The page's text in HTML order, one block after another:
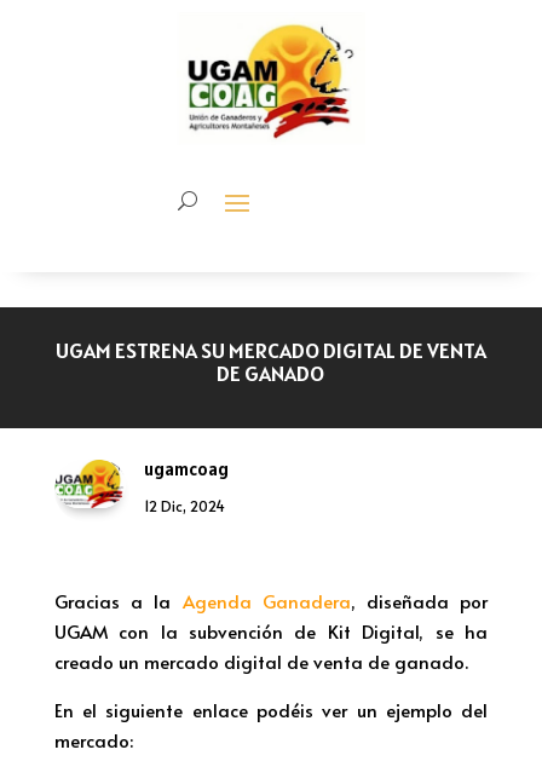
UGAM ESTRENA SU MERCADO DIGITAL DE VENTA
DE GANADO
ugamcoag
12 Dic, 2024
Gracias a la Agenda Ganadera, diseñada por
UGAM con la subvención de Kit Digital, se ha
creado un mercado digital de venta de ganado.
En el siguiente enlace podéis ver un ejemplo del
mercado: